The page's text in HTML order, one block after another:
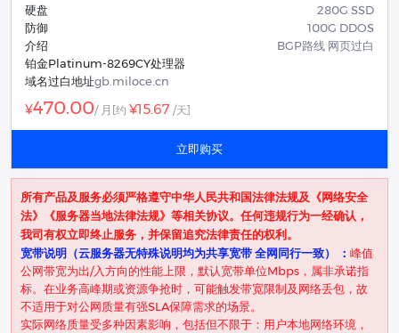
硬盘
280G SSD
防御
100G DDOS
介绍
BGP路线 网页过白
铂金Platinum-8269CY处理器
域名过白地址gb.miloce.cn
¥470.00/ 月 [约 ¥15.67 /天]
立即购买
所有产品及服务必须严格遵守中华人民共和国法律法规及《网络安全
法》《服务器当地法律法规》等相关协议。任何违规行为一经确认，
我司有权立即终止服务，并保留追究法律责任的权利。
​宽带说明（云服务器无特殊说明均为共享宽带 全网同行一致） ​： 峰值
公网带宽为出/入方向的性能上限，默认宽带单位Mbps，属非承诺指
标。在业务高峰期或资源争抢时，可能触发带宽限制及网络丢包，故
不适用于对公网质量有强SLA保障需求的场景。
实际网络质量受多种因素影响，包括但不限于：用户本地网络环境，